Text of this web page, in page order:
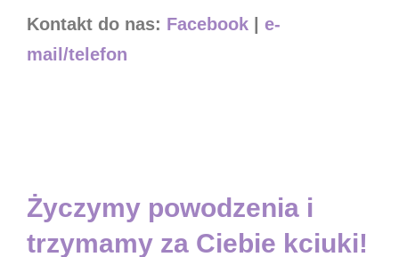
Kontakt do nas: Facebook
e-
mail/telefon
Życzymy powodzenia i
trzymamy za Ciebie kciuki!